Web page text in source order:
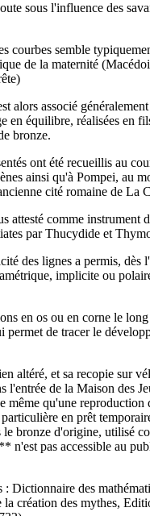
sous l'influence des
courbes semble
de la maternité
alors associé
en équilibre, réalisées en
bronze.
ont été recueillis au
ainsi qu'à Pompei, au
cité romaine de La
attesté comme instrument
par Thucydide et
des lignes a permis, dès
implicite ou
en os ou en corne le
permet de tracer le
altéré, et sa recopie sur
l'entrée de la Maison des
même qu'une reproduction
en prêt
bronze d'origine, utilisé
n'est pas accessible au
Dictionnaire des
création des mythes,